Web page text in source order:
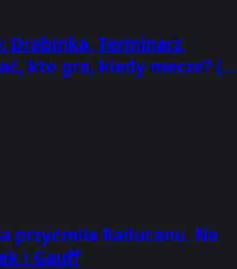
Drabinka, Terminarz,
kto gra, kiedy mecze? (2-
przyćmiła Raducanu. Na
i Gauff